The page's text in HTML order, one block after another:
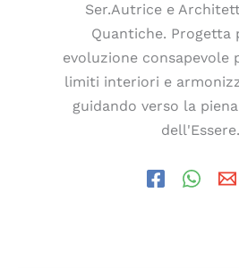
Ser.Autrice e
Quantiche. Progetta
evoluzione consapevole
limiti interiori e
guidando verso la
dell'Essere.